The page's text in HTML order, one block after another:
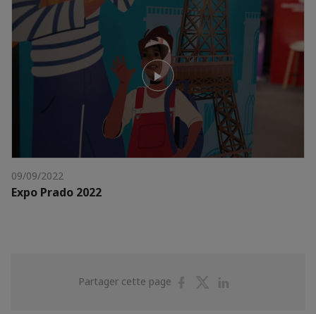
09/09/2022
Expo Prado 2022
Partager cette page
PartagerPartager